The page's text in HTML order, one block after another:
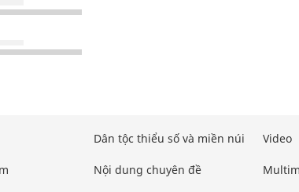
Dân tộc thiểu số và miền núi
Nội dung chuyên đề
Video